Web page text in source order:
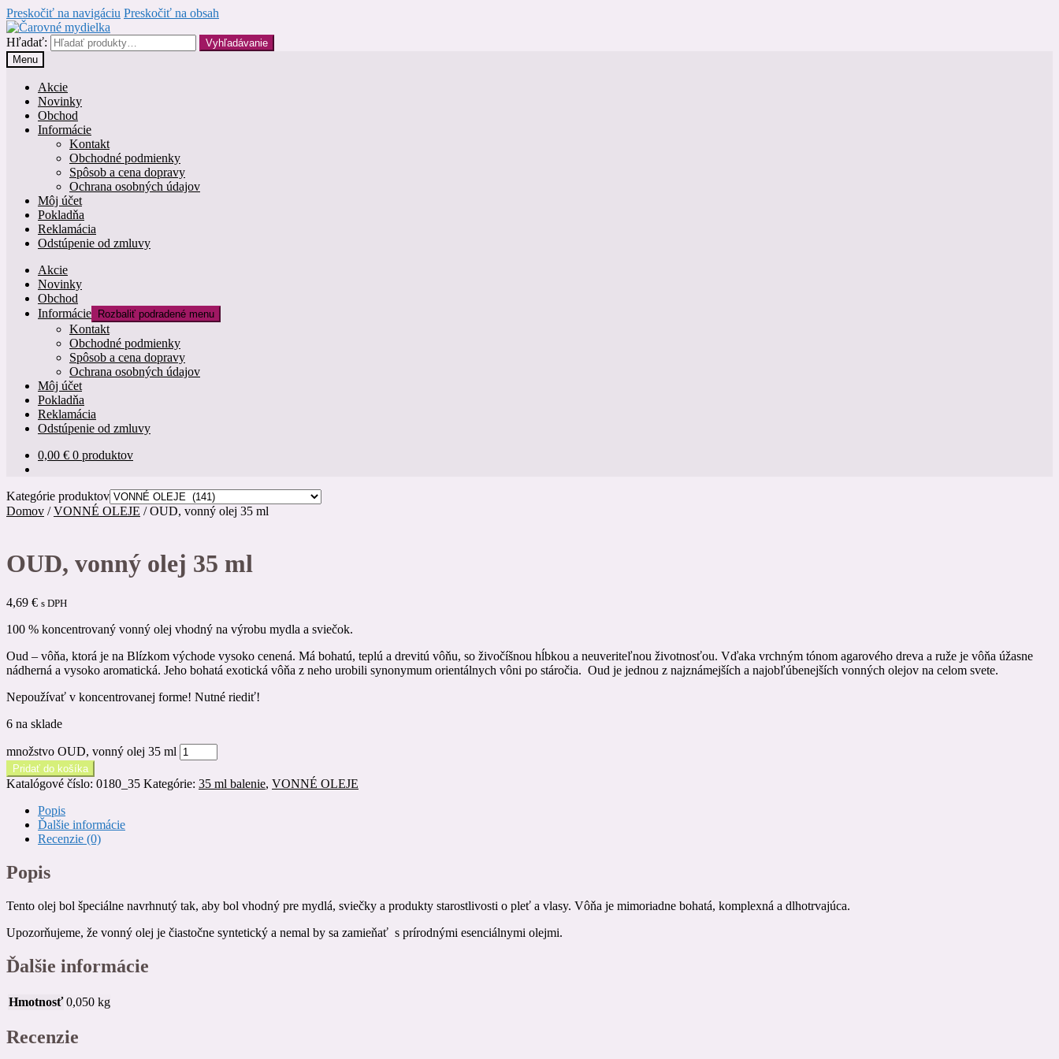
Preskočiť na navigáciu Preskočiť na obsah
Hľadať:
Vyhľadávanie
Menu
Akcie
Novinky
Obchod
Informácie
Kontakt
Obchodné podmienky
Spôsob a cena dopravy
Ochrana osobných údajov
Môj účet
Pokladňa
Reklamácia
Odstúpenie od zmluvy
Akcie
Novinky
Obchod
Informácie
Rozbaliť podradené menu
Kontakt
Obchodné podmienky
Spôsob a cena dopravy
Ochrana osobných údajov
Môj účet
Pokladňa
Reklamácia
Odstúpenie od zmluvy
0,00 € 0 produktov
Kategórie produktov
Domov /VONNÉ OLEJE /OUD, vonný olej 35 ml
OUD, vonný olej 35 ml
4,69 € s DPH
100 % koncentrovaný vonný olej vhodný na výrobu mydla a sviečok.
Oud – vôňa, ktorá je na Blízkom východe vysoko cenená. Má bohatú, teplú a drevitú vôňu, so živočíšnou hĺbkou a neuveriteľnou životnosťou. Vďaka vrchným tónom agarového dreva a ruže je vôňa úžasne
nádherná a vysoko aromatická. Jeho bohatá exotická vôňa z neho urobili synonymum orientálnych vôni po stáročia. Oud je jednou z najznámejších a najobľúbenejších vonných olejov na celom svete.
Nepoužívať v koncentrovanej forme! Nutné riediť!
6 na sklade
množstvo OUD, vonný olej 35 ml
Pridať do košíka
Katalógové číslo: 0180_35 Kategórie: 35 ml balenie, VONNÉ OLEJE
Popis
Ďalšie informácie
Recenzie (0)
Popis
Tento olej bol špeciálne navrhnutý tak, aby bol vhodný pre mydlá, sviečky a produkty starostlivosti o pleť a vlasy. Vôňa je mimoriadne bohatá, komplexná a dlhotrvajúca.
Upozorňujeme, že vonný olej je čiastočne syntetický a nemal by sa zamieňať s prírodnými esenciálnymi olejmi.
Ďalšie informácie
Hmotnosť 0,050 kg
Recenzie